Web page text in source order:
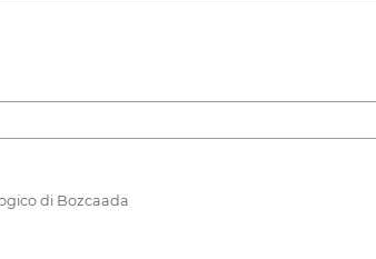
di Bozcaada